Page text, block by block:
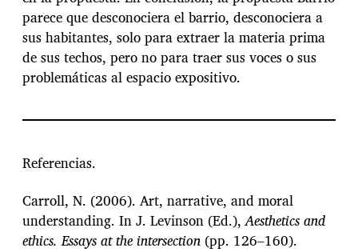
parece que desconociera el barrio, desconociera a
sus habitantes, solo para extraer la materia prima
de sus techos, pero no para traer sus voces o sus
problemáticas al espacio expositivo.
Referencias.
Carroll, N. (2006). Art, narrative, and moral
understanding. In J. Levinson (Ed.),Aesthetics and
ethics. Essays at the intersection (pp. 126–160).